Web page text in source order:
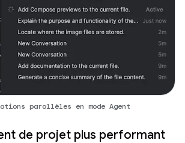
parallèles en mode Agent
de projet plus performant